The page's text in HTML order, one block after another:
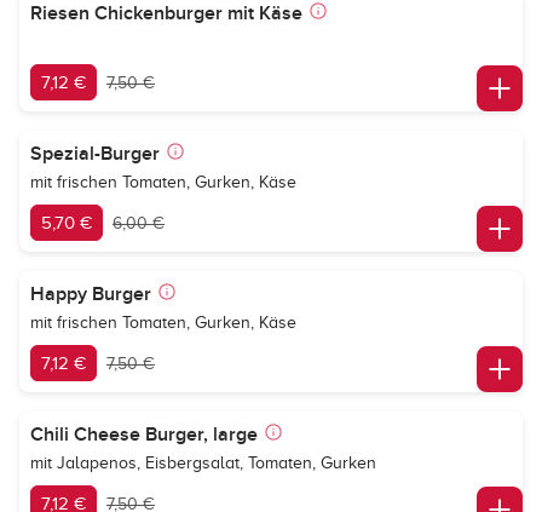
Riesen Chickenburger mit Käse
7,12 € 7,50 €
Spezial-Burger
mit frischen Tomaten, Gurken, Käse
5,70 € 6,00 €
Happy Burger
mit frischen Tomaten, Gurken, Käse
7,12 € 7,50 €
Chili Cheese Burger, large
mit Jalapenos, Eisbergsalat, Tomaten, Gurken
7,12 € 7,50 €